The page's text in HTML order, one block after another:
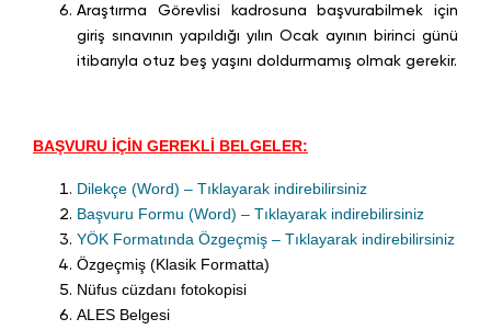
Araştırma Görevlisi kadrosuna başvurabilmek için
giriş sınavının yapıldığı yılın Ocak ayının birinci günü
itibarıyla otuz beş yaşını doldurmamış olmak gerekir.
BAŞVURU İÇİN GEREKLİ BELGELER:
Dilekçe (Word) – Tıklayarak indirebilirsiniz
Başvuru Formu (Word) – Tıklayarak indirebilirsiniz
YÖK Formatında Özgeçmiş – Tıklayarak indirebilirsiniz
Özgeçmiş (Klasik Formatta)
Nüfus cüzdanı fotokopisi
ALES Belgesi